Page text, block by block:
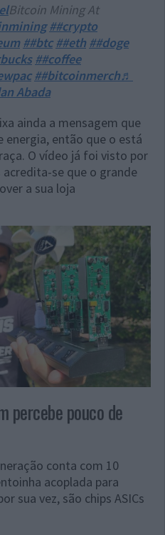
Bitcoin Mining At
##crypto
##btc ##eth ##doge
##coffee
##bitcoinmerch♬
Abada
ainda a mensagem que
então que o está
O vídeo já foi visto por
se que o grande
a sua loja
percebe pouco de
conta com 10
acoplada para
sua vez, são chips ASICs